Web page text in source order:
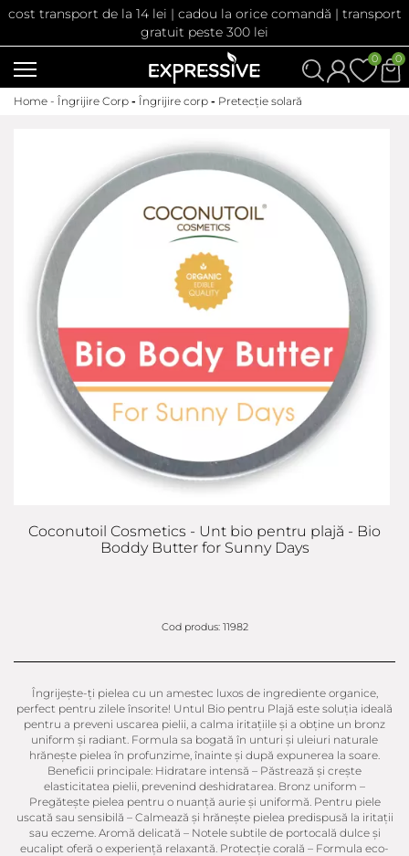
cost transport de la 14 lei | cadou la orice comandă | transport
gratuit peste 300 lei
0
0
Home - Îngrijire Corp - Îngrijire corp - Pretecție solară
Coconutoil Cosmetics - Unt bio pentru plajă - Bio
Boddy Butter for Sunny Days
Cod produs: 11982
Îngrijește-ți pielea cu un amestec luxos de ingrediente organice,
perfect pentru zilele însorite! Untul Bio pentru Plajă este soluția ideală
pentru a preveni uscarea pielii, a calma iritațiile și a obține un bronz
uniform și radiant. Formula sa bogată în unturi și uleiuri naturale
hrănește pielea în profunzime, înainte și după expunerea la soare.
Beneficii principale: Hidratare intensă – Păstrează și crește
elasticitatea pielii, prevenind deshidratarea. Bronz uniform –
Pregătește pielea pentru o nuanță aurie și uniformă. Pentru piele
uscată sau sensibilă – Calmează și hrănește pielea predispusă la iritații
sau eczeme. Aromă delicată – Notele subtile de portocală dulce și
eucalipt oferă o experiență relaxantă. Protecție corală – Formula eco-